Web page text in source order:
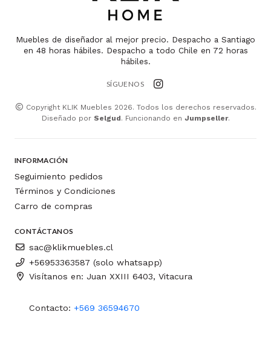
Muebles de diseñador al mejor precio. Despacho a Santiago
en 48 horas hábiles. Despacho a todo Chile en 72 horas
hábiles.
SÍGUENOS
Copyright KLIK Muebles 2026. Todos los derechos reservados.
Diseñado por Selgud. Funcionando en Jumpseller.
INFORMACIÓN
Seguimiento pedidos
Términos y Condiciones
Carro de compras
CONTÁCTANOS
sac@klikmuebles.cl
+56953363587 (solo whatsapp)
Visítanos en: Juan XXIII 6403, Vitacura
Contacto: +569 36594670